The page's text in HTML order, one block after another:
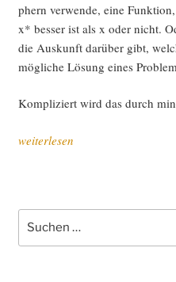
phern ver­wen­de, eine
x* bes­ser ist als x oder nicht.
die Aus­kunft dar­über gibt,
mög­li­che Lösung eines
Kom­pli­ziert wird das durch
„Uto­
li­
tik
weiterlesen
Suche
nach: